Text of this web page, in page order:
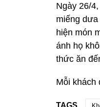
Ngày 26/
miếng
hiện món
ánh họ
thức ăn
Mỗi khách